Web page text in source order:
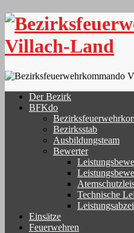
Skip
content
Der Bezirk
BFKdo
Bezirksstab
Ausbildungsteam
Bewerter
Technische
Einsätze
Feuerwehren